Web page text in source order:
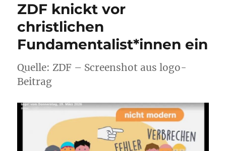
ZDF knickt vor
christlichen
Fundamentalist*innen ein
Quelle: ZDF – Screenshot aus logo-
Beitrag